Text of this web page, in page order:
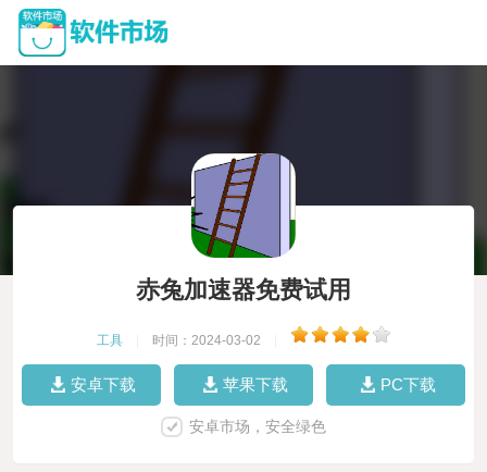
赤兔加速器免费试用
工具 时间：2024-03-02
安卓下载 苹果下载 PC下载
安卓市场，安全绿色